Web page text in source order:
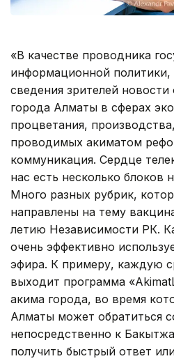
«В качестве проводника
информационной
сведения зрителей
города Алматы в сферах
процветания,
проводимых акиматом
коммуникация. Сердце
нас есть несколько блоков
Много разных рубрик,
направлены на тему
летию Независимости РК.
очень эффективно
эфира. К примеру, каждую
выходит программа
акима города, во время
Алматы может обратиться
непосредственно к
получить быстрый ответ